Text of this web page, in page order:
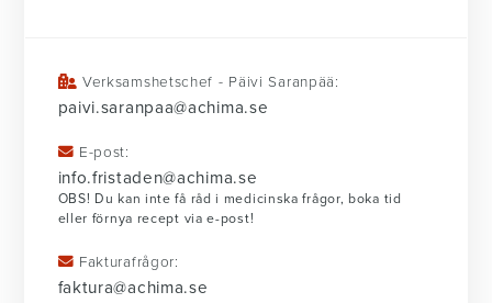
Verksamshetschef - Päivi Saranpää:
paivi.saranpaa@achima.se
E-post:
info.fristaden@achima.se
OBS! Du kan inte få råd i medicinska frågor, boka tid
eller förnya recept via e-post!
Fakturafrågor:
faktura@achima.se